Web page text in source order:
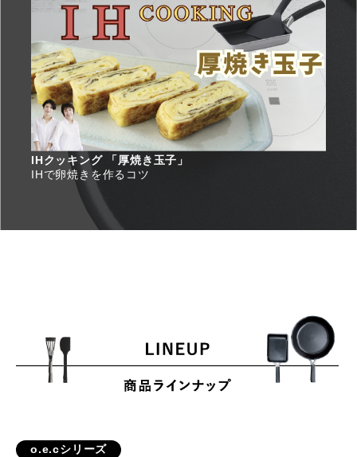
IHクッキング 「厚焼き玉子」
IHで卵焼きを作るコツ
o.e.cシリーズ